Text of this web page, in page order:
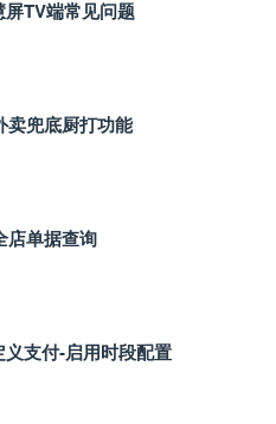
TV端常见问题
卖兜底厨打功能
店单据查询
支付‑启用时段配置